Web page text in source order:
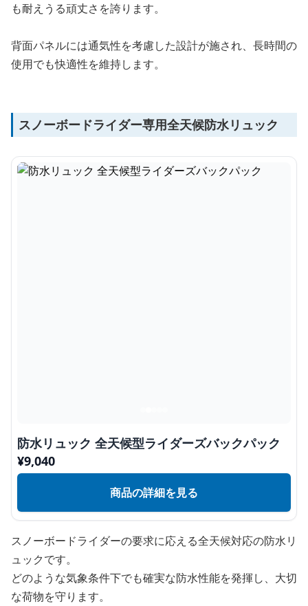
も耐えうる頑丈さを誇ります。
背面パネルには通気性を考慮した設計が施され、長時間の
使用でも快適性を維持します。
スノーボードライダー専用全天候防水リュック
防水リュック 全天候型ライダーズバックパック
¥9,040
商品の詳細を見る
スノーボードライダーの要求に応える全天候対応の防水リ
ュックです。
どのような気象条件下でも確実な防水性能を発揮し、大切
な荷物を守ります。